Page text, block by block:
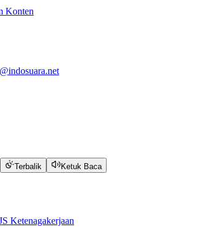
Konten
Terbalik Ketuk Baca
Ketenagakerjaan